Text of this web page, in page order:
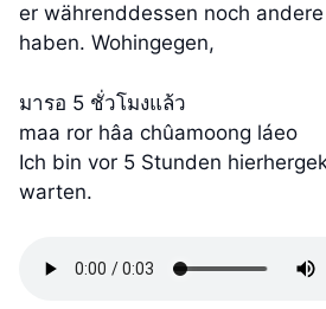
er währenddessen noch
haben. Wohingegen,
มารอ 5 ชั่วโมงแล้ว
maa ror hâa chûamoong láeo
Ich bin vor 5 Stunden
warten.